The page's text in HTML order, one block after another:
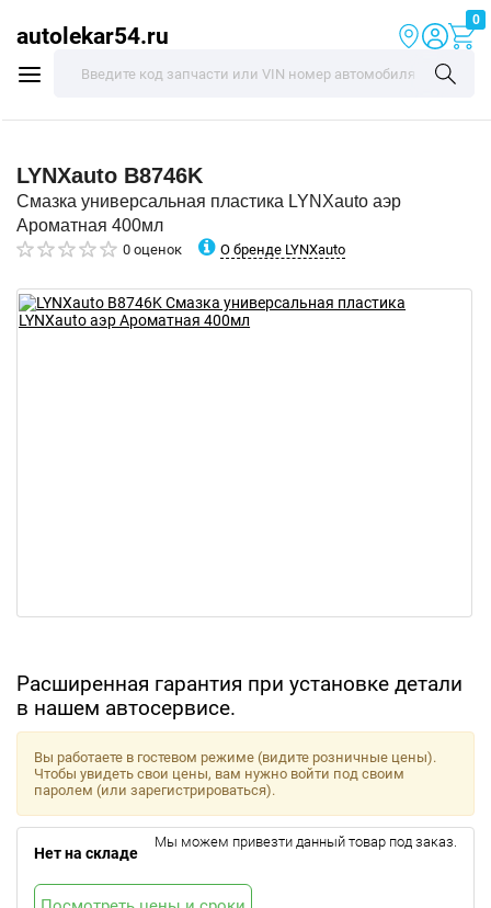
autolekar54.ru
0
LYNXauto B8746K
Смазка универсальная пластика LYNXauto аэр
Ароматная 400мл
0 оценок О бренде LYNXauto
Расширенная гарантия при установке детали
в нашем автосервисе.
Вы работаете в гостевом режиме (видите розничные цены).
Чтобы увидеть свои цены, вам нужно войти под своим
паролем (или зарегистрироваться).
Нет на складе
Мы можем привезти данный товар под заказ.